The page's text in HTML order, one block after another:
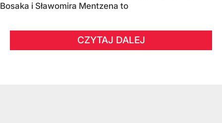
Bosaka i Sławomira Mentzena to
CZYTAJ DALEJ